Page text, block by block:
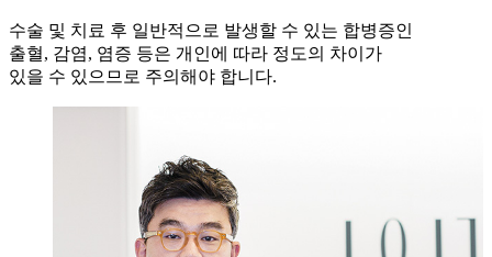
수술 및 치료 후 일반적으로 발생할 수 있는 합병증인
출혈, 감염, 염증 등은 개인에 따라 정도의 차이가
있을 수 있으므로 주의해야 합니다.